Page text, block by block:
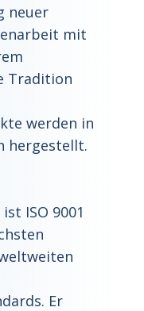
neuer
mit
Tradition
werden in
hergestellt.
ISO 9001
Er